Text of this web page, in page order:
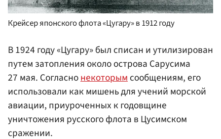
Крейсер японского флота «Цугару» в 1912 году
В 1924 году «Цугару» был списан и утилизирован
путем затопления около острова Сарусима
27 мая. Согласнонекоторымсообщениям, его
использовали как мишень для учений морской
авиации, приуроченных к годовщине
уничтожения русского флота в Цусимском
сражении.